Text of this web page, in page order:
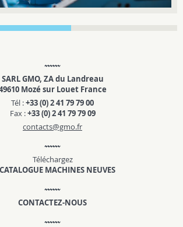
SARL GMO, ZA du Landreau
Mozé sur Louet France
Tél :+33 (0) 2 41 79 79 00
Fax :+33 (0) 2 41 79 79 09
contacts@gmo.fr
Téléchargez
MACHINES NEUVES
CONTACTEZ-NOUS